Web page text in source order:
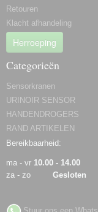
Retouren
Klacht afhandeling
Herroeping
Categorieën
Sensorkranen
URINOIR SENSOR
HANDENDROGERS
RAND ARTIKELEN
Bereikbaarheid:
ma - vr 10.00 - 14.00
za - zo Gesloten